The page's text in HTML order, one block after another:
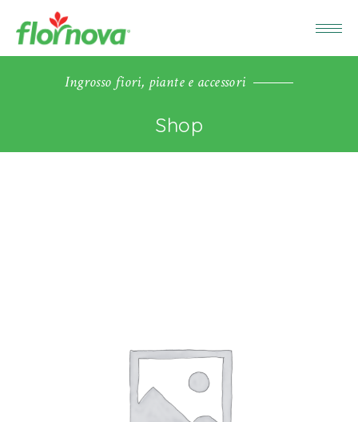
Ingrosso fiori, piante e accessori
Shop